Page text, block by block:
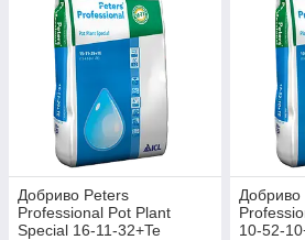
Добриво Peters
Professional Pot Plant
Special 16-11-32+Te
Добриво
10-52-